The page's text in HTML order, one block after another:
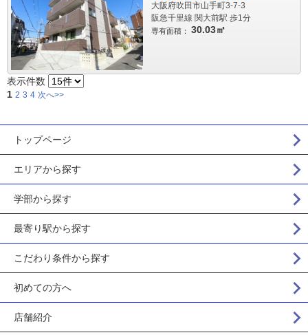
大阪府吹田市山手町3-7-3
阪急千里線 関大前駅歩1分
専有面積：30.03㎡
表示件数
1 2 3 4 次へ>>
トップページ
エリアから探す
学部から探す
最寄り駅から探す
こだわり条件から探す
初めての方へ
店舗紹介